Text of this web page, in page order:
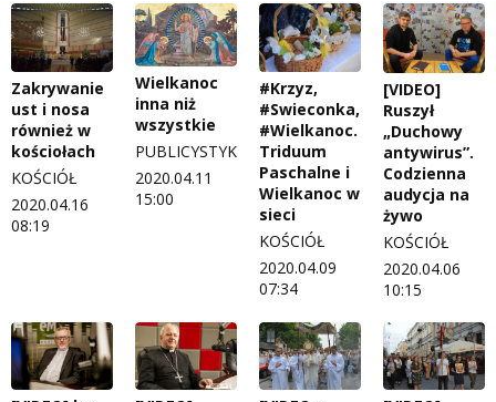
Zakrywanie
ust i nosa
również w
kościołach
KOŚCIÓŁ
2020.04.16
08:19
Wielkanoc
inna niż
wszystkie
PUBLICYSTYKA
2020.04.11
15:00
#Krzyz,
#Swieconka,
#Wielkanoc.
Triduum
Paschalne i
Wielkanoc w
sieci
KOŚCIÓŁ
2020.04.09
07:34
[VIDEO]
Ruszył
„Duchowy
antywirus”.
Codzienna
audycja na
żywo
KOŚCIÓŁ
2020.04.06
10:15